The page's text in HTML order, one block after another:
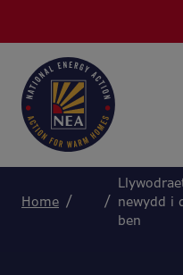
Home
newydd i
ben